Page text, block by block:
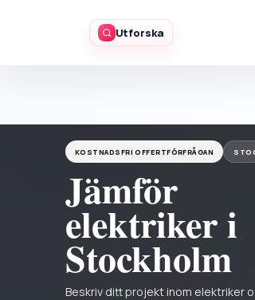
Utforska
KOSTNADSFRI OFFERTFÖRFRÅGAN
Jämför
elektriker i
Stockholm
Beskriv ditt projekt inom elektriker